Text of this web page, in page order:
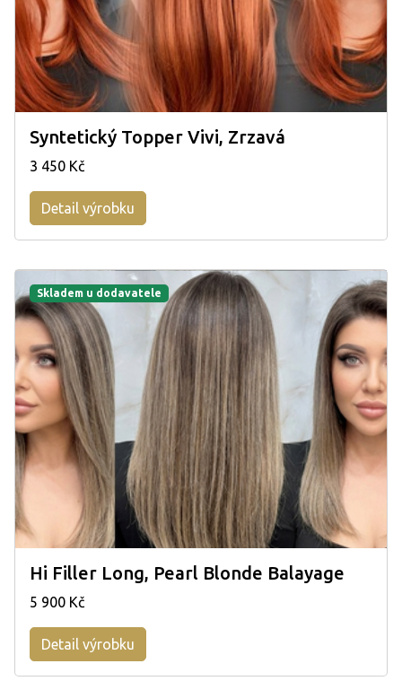
Syntetický Topper Vivi, Zrzavá
3 450 Kč
Detail výrobku
Skladem u dodavatele
Hi Filler Long, Pearl Blonde Balayage
5 900 Kč
Detail výrobku